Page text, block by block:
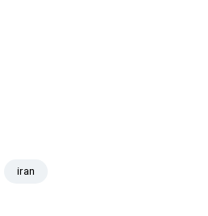
iran